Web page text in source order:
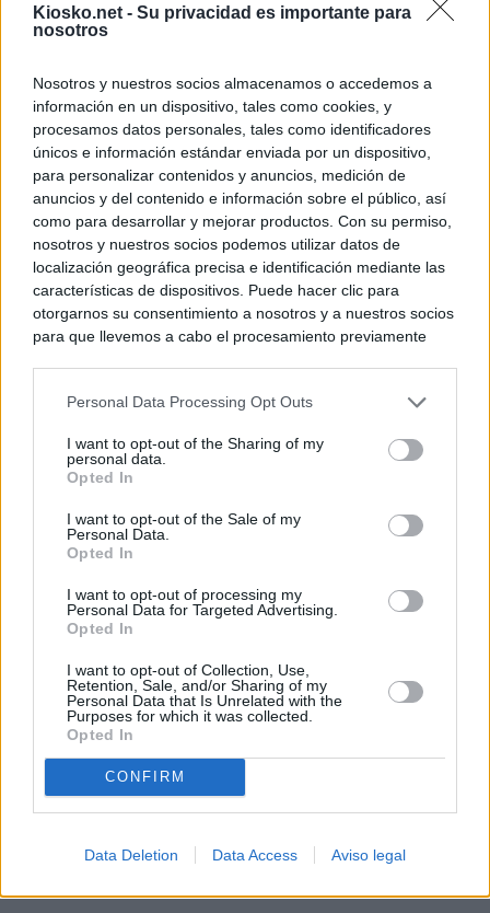
Kiosko.net - Su privacidad es importante para
nosotros
Nosotros y nuestros socios almacenamos o accedemos a
información en un dispositivo, tales como cookies, y
procesamos datos personales, tales como identificadores
únicos e información estándar enviada por un dispositivo,
para personalizar contenidos y anuncios, medición de
anuncios y del contenido e información sobre el público, así
como para desarrollar y mejorar productos. Con su permiso,
nosotros y nuestros socios podemos utilizar datos de
localización geográfica precisa e identificación mediante las
características de dispositivos. Puede hacer clic para
otorgarnos su consentimiento a nosotros y a nuestros socios
para que llevemos a cabo el procesamiento previamente
negar su consentimiento. Tenga en cuenta que algún
de su consentimiento, pero usted tiene el derecho de
rechazar tal procesamiento. Sus preferencias se aplicarán
cualquier momento entrando de nuevo en este sitio web o
visitando nuestra política de privacidad.
Personal Data Processing Opt Outs
I want to opt-out of the Sharing of my
personal data.
Opted In
I want to opt-out of the Sale of my
Personal Data.
Opted In
I want to opt-out of processing my
Personal Data for Targeted Advertising.
Opted In
I want to opt-out of Collection, Use,
Retention, Sale, and/or Sharing of my
Personal Data that Is Unrelated with the
Purposes for which it was collected.
Opted In
CONFIRM
Data Deletion Data Access Aviso legal